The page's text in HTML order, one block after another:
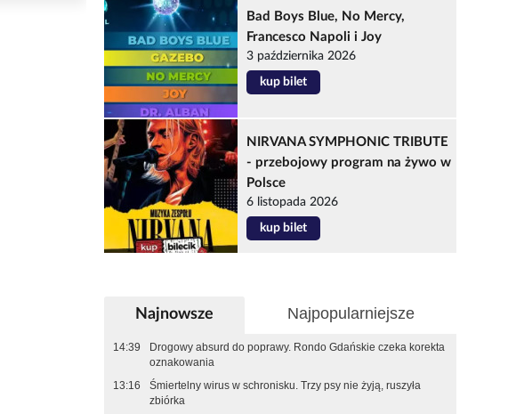
Bad Boys Blue, No Mercy,
Francesco Napoli i Joy
3 października 2026
kup bilet
NIRVANA SYMPHONIC TRIBUTE
- przebojowy program na żywo w
Polsce
6 listopada 2026
kup bilet
Najnowsze Najpopularniejsze
14:39
Drogowy absurd do poprawy. Rondo Gdańskie czeka korekta
oznakowania
13:16
Śmiertelny wirus w schronisku. Trzy psy nie żyją, ruszyła
zbiórka